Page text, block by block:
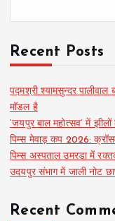
Recent Posts
पद्मश्री श्यामसुन्दर पालीवाल
मॉडल है
‘जयपुर बाल महोत्सव’ में
पिम्स मेवाड़ कप 2026:
पिम्स अस्पताल उमरडा में
उदयपुर संभाग में जाली नोट
Recent